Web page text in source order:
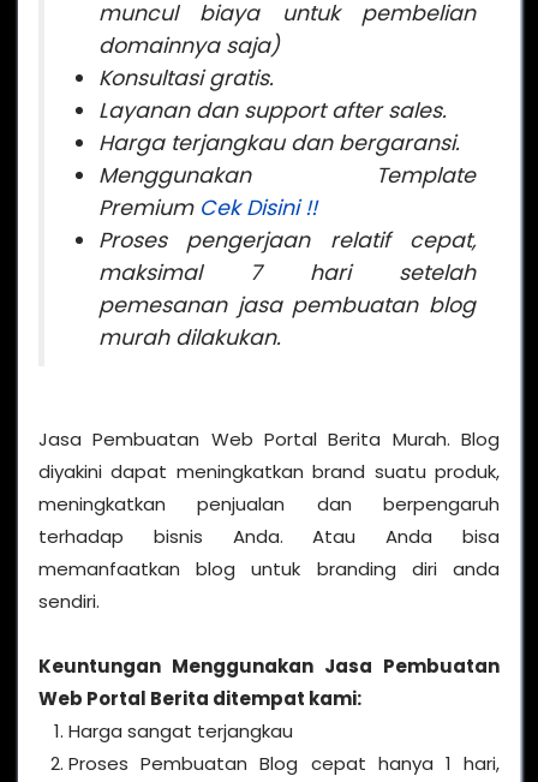
muncul biaya untuk pembelian
domainnya saja)
Konsultasi gratis.
Layanan dan support after sales.
Harga terjangkau dan bergaransi.
Menggunakan Template
Premium Cek Disini !!
Proses pengerjaan relatif cepat,
maksimal 7 hari setelah
pemesanan jasa pembuatan blog
murah dilakukan.
Jasa Pembuatan Web Portal Berita Murah. Blog
diyakini dapat meningkatkan brand suatu produk,
meningkatkan penjualan dan berpengaruh
terhadap bisnis Anda. Atau Anda bisa
memanfaatkan blog untuk branding diri anda
sendiri.
Keuntungan Menggunakan Jasa Pembuatan
Web Portal Berita ditempat kami:
Harga sangat terjangkau
Proses Pembuatan Blog cepat hanya 1 hari,